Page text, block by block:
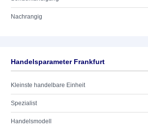
Nachrangig
Handelsparameter Frankfurt
Kleinste handelbare Einheit
Spezialist
Handelsmodell